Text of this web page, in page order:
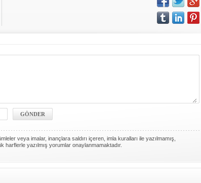
veya imalar, inançlara saldırı içeren, imla kuralları ile yazılmamış,
yazılmış yorumlar onaylanmamaktadır.